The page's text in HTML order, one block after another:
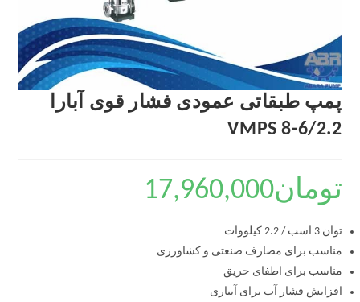
پمپ طبقاتی عمودی فشار قوی آبارا
VMPS 8-6/2.2
تومان17,960,000
توان 3 اسب / 2.2 کیلووات
مناسب برای مصارف صنعتی و کشاورزی
مناسب برای اطفای حریق
افزایش فشار آب برای آبیاری